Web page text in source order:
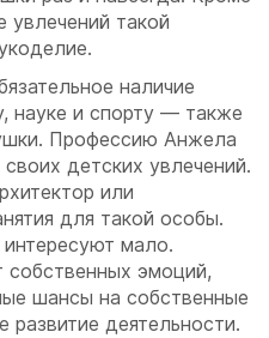
увлечений такой
наличие
науке и спорту — также
Профессию Анжела
детских увлечений.
или
для такой особы.
мало.
собственных эмоций,
шансы на собственные
развитие деятельности.